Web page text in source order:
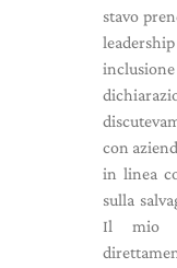
stavo
con
in linea
sulla
Il mio